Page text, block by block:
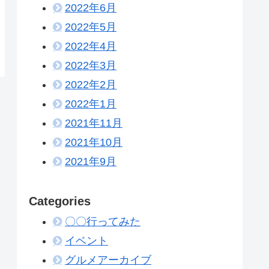
2022年6月
2022年5月
2022年4月
2022年3月
2022年2月
2022年1月
2021年11月
2021年10月
2021年9月
Categories
〇〇行ってみた
イベント
グルメアーカイブ